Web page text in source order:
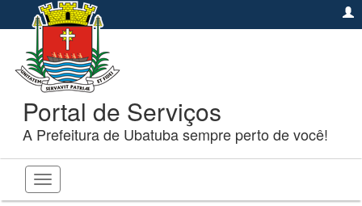
Portal de Serviços
A Prefeitura de Ubatuba sempre perto de você!
Toggle
navigation